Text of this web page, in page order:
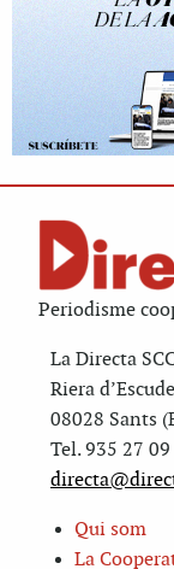
Periodisme
La Directa
Riera
08028 Sants
Tel. 935 27
Qui som
La